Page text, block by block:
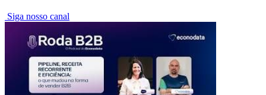
Siga nosso canal